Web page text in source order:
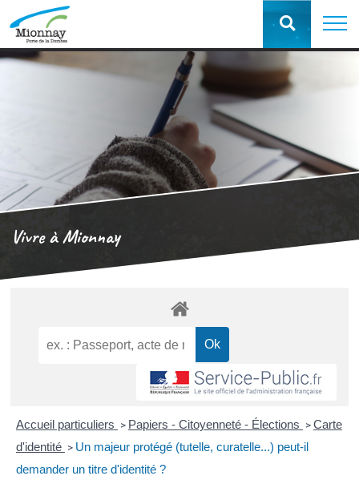
Vivre à Mionnay
Accueil particuliers > Papiers - Citoyenneté - Élections > Carte
d'identité > Un majeur protégé (tutelle, curatelle...) peut-il
demander un titre d'identité ?